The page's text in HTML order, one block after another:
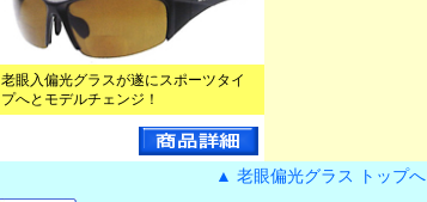
老眼入偏光グラスが遂にスポーツタイ
プへとモデルチェンジ！
▲ 老眼偏光グラス トップへ